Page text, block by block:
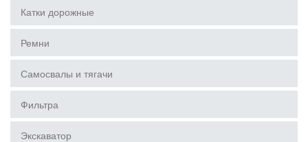
Катки дорожные
Ремни
Самосвалы и тягачи
Фильтра
Экскаватор